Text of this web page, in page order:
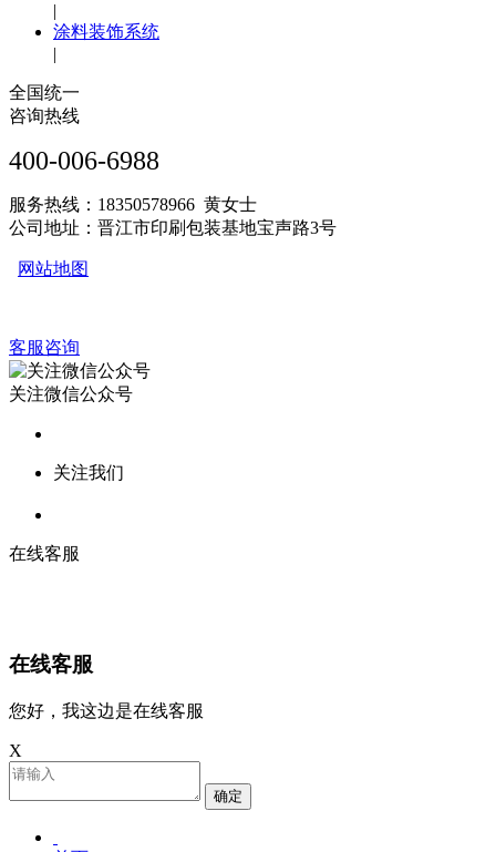
|
涂料装饰系统
|
全国统一
咨询热线
400-006-6988
服务热线：18350578966 黄女士
公司地址：晋江市印刷包装基地宝声路3号
网站地图
客服咨询
关注微信公众号
关注我们
在线客服
在线客服
您好，我这边是在线客服
X
确定